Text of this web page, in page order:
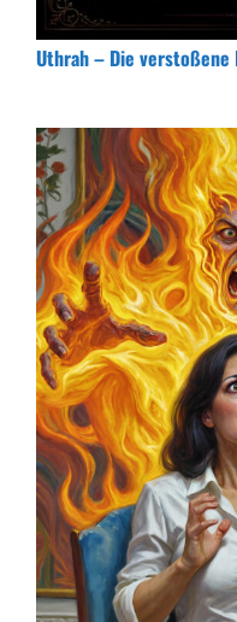
Uthrah – Die verstoßene